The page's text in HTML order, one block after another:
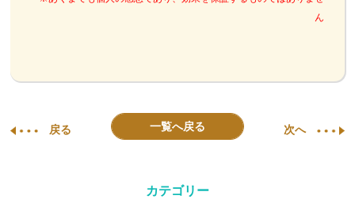
ん
戻る 一覧へ戻る 次へ
カテゴリー